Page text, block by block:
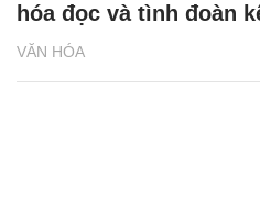
VĂN HÓA
hóa đọc và tình đoàn